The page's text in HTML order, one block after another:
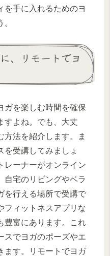
を手に入れるためのヨ
、リモートでヨ
ガを楽しむ時間を確保
すよね。でも、大丈
方法を紹介します。ま
を受講してみましょ
レーナーがオンライン
自宅のリビングやベラ
を行える場所で受講で
フィットネスアプリな
豊富にあります。これ
スでヨガのポーズやエ
ます。リモートでヨガ